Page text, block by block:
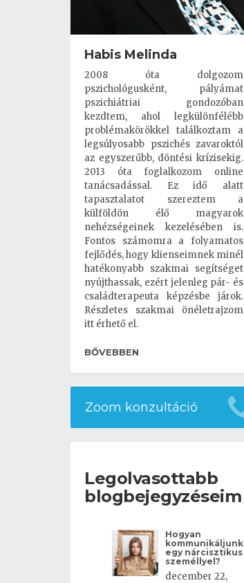
Habis Melinda
2008 óta dolgozom
pszichológusként, pályámat
pszichiátriai gondozóban
kezdtem, ahol legkülönfélébb
problémakörökkel találkoztam a
legsúlyosabb pszichés zavaroktól
az egyszerűbb, döntési krízisekig.
2013 óta foglalkozom online
tanácsadással. Ez idő alatt
tapasztalatot szereztem a
külföldön élő magyarok
nehézségeinek kezelésében is.
Fontos számomra a folyamatos
fejlődés, hogy klienseimnek minél
hatékonyabb szakmai segítséget
nyújthassak, ezért jelenleg pár- és
családterapeuta képzésbe járok.
Részletes szakmai önéletrajzom
itt érhető el.
BŐVEBBEN
Zoom konzultáció
Legolvasottabb
blogbejegyzéseim
Hogyan
kommunikáljunk
egy nárcisztikus
személlyel?
december 22,